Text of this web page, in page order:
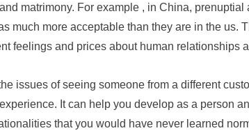
matrimony. For example , in China, prenuptial
much more acceptable than they are in the us.
feelings and prices about human relationships
issues of seeing someone from a different
It can help you develop as a person
that you would have never learned